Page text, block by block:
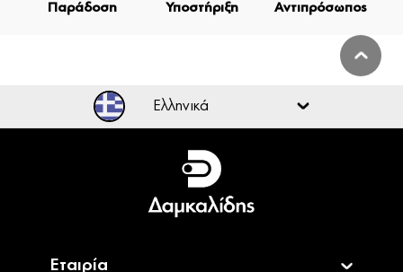
Παράδοση
Υποστήριξη
Αντιπρόσωπος
Ελληνικά
Ελληνικά
English
Εταιρία